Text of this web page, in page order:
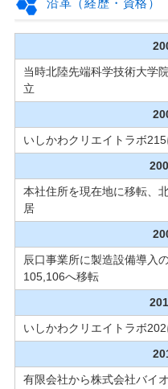
沿革（経歴・資格）
当時北陸先端科学技術大学
立
いしかわクリエイトラボ
本社住所を現在地に移転、
居
辰口事業所に製造設備導入
105,106へ移転
いしかわクリエイトラボ
有限会社から株式会社バイ